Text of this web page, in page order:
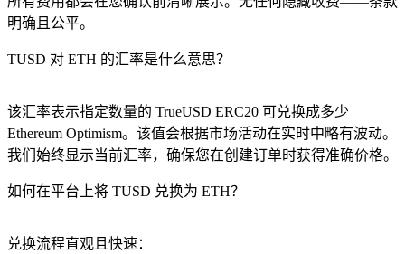
明确且公平。
TUSD 对 ETH 的汇率是什么意思？
该汇率表示指定数量的 TrueUSD ERC20 可兑换成多少
Ethereum Optimism。该值会根据市场活动在实时中略有波动。
我们始终显示当前汇率，确保您在创建订单时获得准确价格。
如何在平台上将 TUSD 兑换为 ETH？
兑换流程直观且快速：